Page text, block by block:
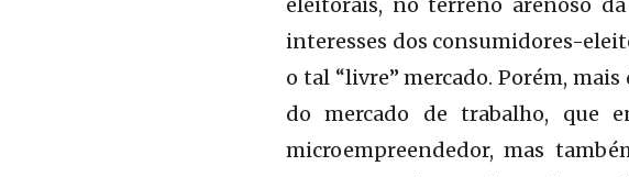
interesses dos consumidores-
o tal “livre” mercado. Porém,
do mercado de trabalho, que
microempreendedor, mas